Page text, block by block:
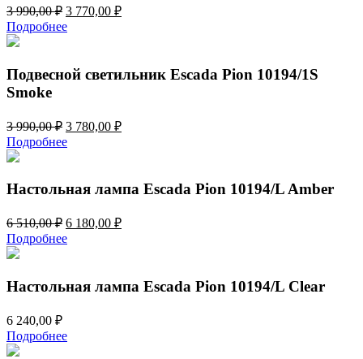
3 990,00₽ Первоначальная
цена
составляла
990,00 ₽.
3 770,00 ₽Текущая
Подробнее
Подвесной светильник Escada Pion 10194/1S
Smoke
3 990,00₽ Первоначальная
цена
составляла
990,00 ₽.
3 780,00 ₽Текущая
Подробнее
Настольная лампа Escada Pion 10194/L Amber
6 510,00₽ Первоначальная
цена
составляла
6 180,00 ₽Текущая
Подробнее
Настольная лампа Escada Pion 10194/L Clear
6 240,00 ₽
Подробнее